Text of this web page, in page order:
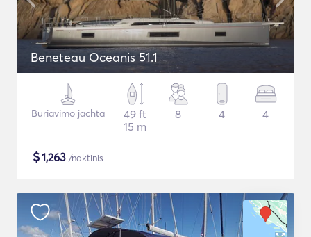
Beneteau Oceanis 51.1
Buriavimo jachta
49 ft
15 m
8 4 4
$1,263 /naktinis